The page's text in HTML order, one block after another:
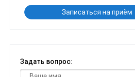
Записаться на приём
Задать вопрос:
Ваше